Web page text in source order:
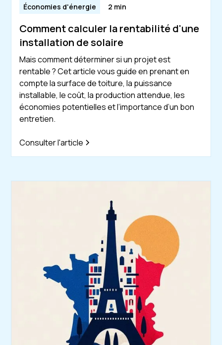
Économies d'énergie 2 min
Comment calculer la rentabilité d'une
installation de solaire
Mais comment déterminer si un projet est
rentable ? Cet article vous guide en prenant en
compte la surface de toiture, la puissance
installable, le coût, la production attendue, les
économies potentielles et l’importance d’un bon
entretien.
Consulter l'article